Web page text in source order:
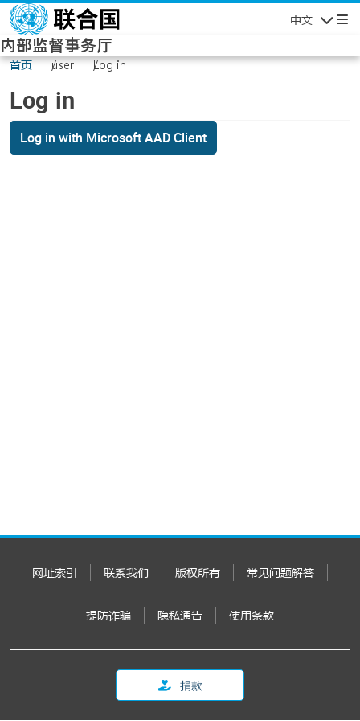
Skip to main content
中文
内部监督事务厅
首页 user Log in
Log in
Log in with Microsoft AAD Client
网址索引 联系我们 版权所有 常见问题解答
提防诈骗 隐私通告 使用条款
捐款